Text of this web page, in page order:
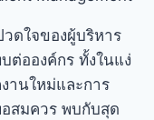
ดใจของผู้บริหาร
ต่อองค์กร ทั้งในแง่
านใหม่และการ
สมควร พบกับสุด